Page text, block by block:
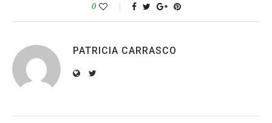
0
PATRICIA CARRASCO